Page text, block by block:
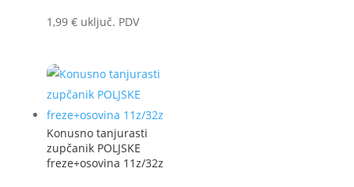
1,99 € uključ. PDV
Konusno tanjurasti
zupčanik POLJSKE
freze+osovina 11z/32z